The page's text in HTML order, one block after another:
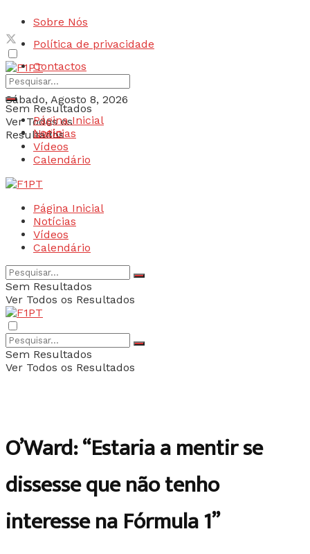
Sobre Nós
Política de privacidade
Contactos
Sábado, Agosto 8, 2026
Login
Sem Resultados
Ver Todos os
Resultados
Página Inicial
Notícias
Vídeos
Calendário
Página Inicial
Notícias
Vídeos
Calendário
Sem Resultados
Ver Todos os Resultados
Sem Resultados
Ver Todos os Resultados
O’Ward: “Estaria a mentir se
dissesse que não tenho
interesse na Fórmula 1”